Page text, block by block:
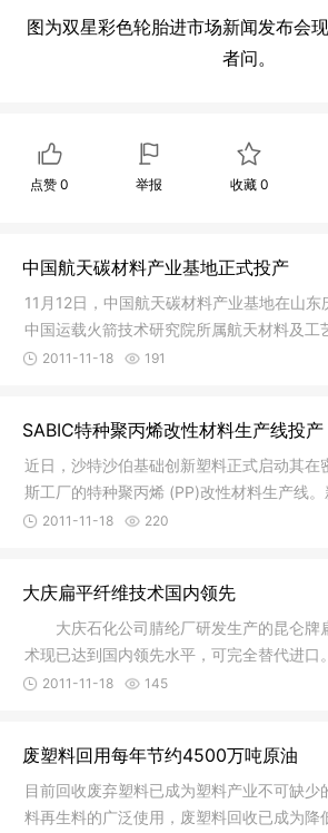
图为双星彩色轮胎进市场新闻发布会
者问。
点赞0 举报 收藏 0
中国航天碳材料产业基地正式投产
11月12日，中国航天碳材料产业基地在山东
中国运载火箭技术研究院所属航天材料及工
同组建。
2011-11-18 191
SABIC特种聚丙烯改性材料生产线投产
近日，沙特沙伯基础创新塑料正式启动其在
斯工厂的特种聚丙烯 (PP)改性材料生产线
各种汽
2011-11-18 220
大庆扁平纤维技术国内领先
大庆石化公司腈纶厂研发生产的昆仑牌
术现已达到国内领先水平，可完全替代进口
厂均安排
2011-11-18 145
废塑料回用每年节约4500万吨原油
目前回收废弃塑料已成为塑料产业不可缺少
料再生料的广泛使用，废塑料回收已成为降